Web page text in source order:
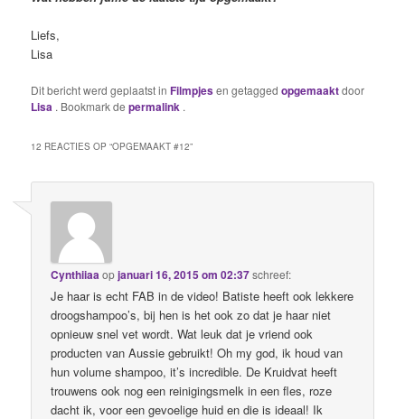
Liefs,
Lisa
Dit bericht werd geplaatst inFilmpjesen getaggedopgemaaktdoor
Lisa . Bookmark depermalink .
12 REACTIES OP “OPGEMAAKT #12”
Cynthiiaaopjanuari 16, 2015 om 02:37schreef:
Je haar is echt FAB in de video! Batiste heeft ook lekkere
droogshampoo’s, bij hen is het ook zo dat je haar niet
opnieuw snel vet wordt. Wat leuk dat je vriend ook
producten van Aussie gebruikt! Oh my god, ik houd van
hun volume shampoo, it’s incredible. De Kruidvat heeft
trouwens ook nog een reinigingsmelk in een fles, roze
dacht ik, voor een gevoelige huid en die is ideaal! Ik